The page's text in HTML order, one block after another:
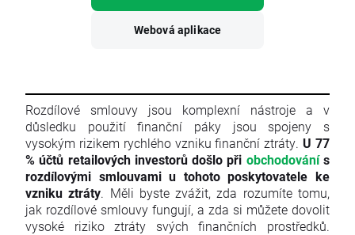
Webová aplikace
Rozdílové smlouvy jsou komplexní nástroje a v
důsledku použití finanční páky jsou spojeny s
vysokým rizikem rychlého vzniku finanční ztráty. U 77
% účtů retailových investorů došlo při obchodovánís
rozdílovými smlouvami u tohoto poskytovatele ke
vzniku ztráty. Měli byste zvážit, zda rozumíte tomu,
jak rozdílové smlouvy fungují, a zda si můžete dovolit
vysoké riziko ztráty svých finančních prostředků.